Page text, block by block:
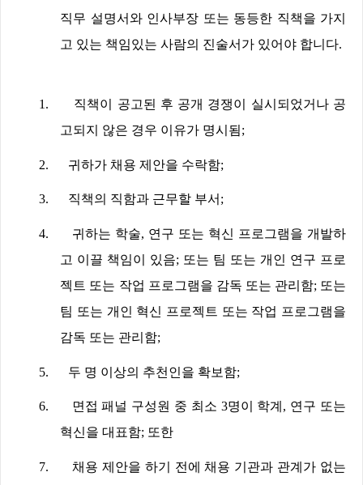
직무 설명서와 인사부장 또는 동등한 직책을 가지
고 있는 책임있는 사람의 진술서가 있어야 합니다.
1.
직책이 공고된 후 공개 경쟁이 실시되었거나 공
고되지 않은 경우 이유가 명시됨;
2. 귀하가 채용 제안을 수락함;
3. 직책의 직함과 근무할 부서 ;
4. 귀하는 학술, 연구 또는 혁신 프로그램을 개발하
고 이끌 책임이 있음; 또는 팀 또는 개인 연구 프로
젝트 또는 작업 프로그램을 감독 또는 관리함; 또는
팀 또는 개인 혁신 프로젝트 또는 작업 프로그램을
감독 또는 관리함;
5. 두 명 이상의 추천인을 확보함;
6. 면접 패널 구성원 중 최소 3명이 학계 , 연구 또는
혁신을 대표함; 또한
7.
채용 제안을 하기 전에 채용 기관과 관계가 없는